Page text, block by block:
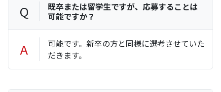
Q
既卒または留学生ですが、応募することは
可能ですか？
A
可能です。新卒の方と同様に選考させていた
だきます。